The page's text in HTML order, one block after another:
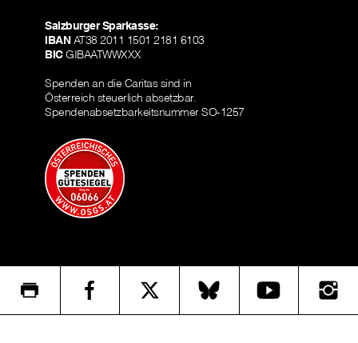
Salzburger Sparkasse:
IBANAT38 2011 1501 2181 6103
BICGIBAATWWXXX
Spenden an die Caritas sind in
Österreich steuerlich absetzbar.
Spendenabsetzbarkeitsnummer SO-1257